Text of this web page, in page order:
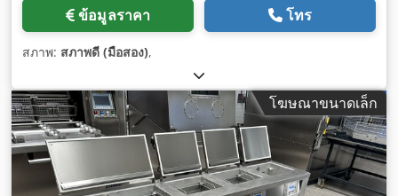
ข้อมูลราคา โทร
สภาพ: สภาพดี (มือสอง),
โฆษณาขนาดเล็ก